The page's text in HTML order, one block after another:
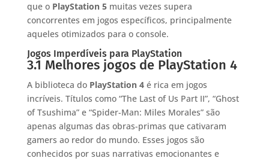
que o PlayStation 5muitas vezes supera
concorrentes em jogos específicos, principalmente
aqueles otimizados para o console.
Jogos Imperdíveis para PlayStation
3.1 Melhores jogos de PlayStation 4
A biblioteca do PlayStation 4é rica em jogos
incríveis. Títulos como “The Last of Us Part II”, “Ghost
of Tsushima” e “Spider-Man: Miles Morales” são
apenas algumas das obras-primas que cativaram
gamers ao redor do mundo. Esses jogos são
conhecidos por suas narrativas emocionantes e